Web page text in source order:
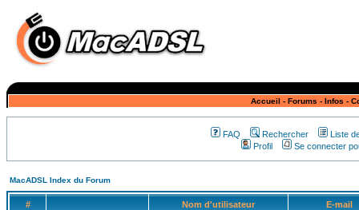
Accueil - Forums - Infos -
FAQ Rechercher
Liste
Profil
Se connecter
MacADSL Index du Forum
# Nom d'utilisateur E-mail